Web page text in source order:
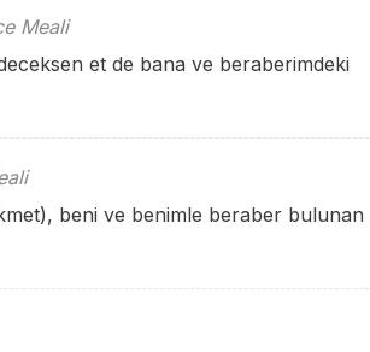
Meali
et de bana ve beraberimdeki
beni ve benimle beraber bulunan